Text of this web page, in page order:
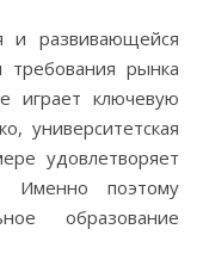
требования рынка
играет ключевую
университетская
удовлетворяет
Именно поэтому
образование